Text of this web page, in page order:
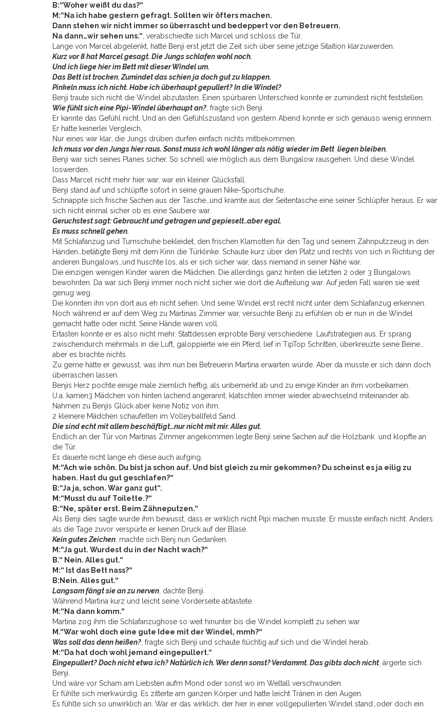
B:“Woher weißt du das?“
M:“Na ich habe gestern gefragt. Sollten wir öfters machen.
Dann stehen wir nicht immer so überrascht und bedeppert vor den Betreuern.
Na dann…wir sehen uns.“, verabschiedte sich Marcel und schloss die Tür.
Lange von Marcel abgelenkt, hatte Benji erst jetzt die Zeit sich über seine jetzige Sitaition klarzuwerden.
Kurz vor 8 hat Marcel gesagt. Die Jungs schlafen wohl noch.
Und ich liege hier im Bett mit dieser Windel um.
Das Bett ist trocken. Zumindet das schien ja doch gut zu klappen.
Pinkeln muss ich nicht. Habe ich überhaupt gepullert? In die Windel?
Benji traute sich nicht die Windel abzutasten. Einen spürbaren Unterschied konnte er zumindest nicht feststellen.
Wie fühlt sich eine Pipi-Windel überhaupt an?, fragte sich Benji.
Er kannte das Gefühl nicht. Und an den Gefühlszustand von gestern Abend konnte er sich genauso wenig erinnern.
Er hatte keinerlei Vergleich.
Nur eines war klar…die Jungs drüben durfen einfach nichts mitbekommen.
Ich muss vor den Jungs hier raus. Sonst muss ich wohl länger als nötig wieder im Bett liegen bleiben.
Benji war sich seines Planes sicher. So schnell wie möglich aus dem Bungalow rausgehen. Und diese Windel
loswerden.
Dass Marcel nicht mehr hier war, war ein kleiner Glücksfall.
Benji stand auf und schlüpfte sofort in seine grauen Nike-Sportschuhe.
Schnappte sich frische Sachen aus der Tasche…und kramte aus der Seitentasche eine seiner Schlüpfer heraus. Er war
sich nicht einmal sicher ob es eine Saubere war.
Geruchstest sagt: Gebraucht und getragen und gepieselt..aber egal.
Es muss schnell gehen.
Mit Schlafanzug und Turnschuhe bekleidet, den frischen Klamotten für den Tag und seinem Zahnputzzeug in den
Händen…betätigte Benji mit dem Kinn die Türklinke. Schaute kurz über den Platz und rechts von sich in Richtung der
anderen Bungalows…und huschte los, als er sich sicher war, dass niemand in seiner Nähe war.
Die einzigen wenigen Kinder waren die Mädchen. Die allerdings ganz hinten die letzten 2 oder 3 Bungalows
bewohnten. Da war sich Benji immer noch nicht sicher wie dort die Aufteilung war. Auf jeden Fall waren sie weit
genug weg.
Die konnten ihn von dort aus eh nicht sehen. Und seine Windel erst recht nicht unter dem Schlafanzug erkennen.
Noch während er auf dem Weg zu Martinas Zimmer war, versuchte Benji zu erfühlen ob er nun in die Windel
gemacht hatte oder nicht. Seine Hände waren voll.
Ertasten konnte er es also nicht mehr. Stattdessen erprobte Benji verschiedene Laufstrategien aus. Er sprang
zwischendurch mehrmals in die Luft, galoppierte wie ein Pferd, lief in TipTop Schritten, überkreuzte seine Beine…
aber es brachte nichts.
Zu gerne hätte er gewusst, was ihm nun bei Betreuerin Martina erwarten würde. Aber da musste er sich dann doch
überraschen lassen.
Benjis Herz pochte einige male ziemlich heftig, als unbemerkt ab und zu einige Kinder an ihm vorbeikamen.
U.a. kamen3 Mädchen von hinten lachend angerannt, klatschten immer wieder abwechselnd miteinander ab.
Nahmen zu Benjis Glück aber keine Notiz von ihm.
2 kleinere Mädchen schaufelten im Volleyballfeld Sand.
Die sind echt mit allem beschäftigt…nur nicht mit mir. Alles gut.
Endlich an der Tür von Martinas Zimmer angekommen legte Benji seine Sachen auf die Holzbank und klopfte an
die Tür.
Es dauerte nicht lange eh diese auch aufging.
M:“Ach wie schön. Du bist ja schon auf. Und bist gleich zu mir gekommen? Du scheinst es ja eilig zu
haben. Hast du gut geschlafen?“
B:“Ja ja, schon. War ganz gut“.
M:“Musst du auf Toilette.?“
B:“Ne, später erst. Beim Zähneputzen.“
Als Benji dies sagte wurde ihm bewusst, dass er wirklich nicht Pipi machen musste. Er musste einfach nicht. Anders
als die Tage zuvor verspürte er keinen Druck auf der Blase.
Kein gutes Zeichen, machte sich Benj nun Gedanken.
M:“Ja gut. Wurdest du in der Nacht wach?“
B.“ Nein. Alles gut.“
M:“ Ist das Bett nass?“
B:Nein. Alles gut.“
Langsam fängt sie an zu nerven, dachte Benji.
Während Martina kurz und leicht seine Vorderseite abtastete.
M:“Na dann komm.“
Martina zog ihm die Schlafanzughose so weit hinunter bis die Windel komplett zu sehen war.
M.“War wohl doch eine gute Idee mit der Windel, mmh?“
Was soll das denn heißen?, fragte sich Benji und schaute flüchtig auf sich und die Windel herab.
M:“Da hat doch wohl jemand eingepullert.“
Eingepullert? Doch nicht etwa ich? Natürlich ich. Wer denn sonst? Verdammt. Das gibts doch nicht, ärgerte sich
Benji.
Und wäre vor Scham am Liebsten aufm Mond oder sonst wo im Weltall verschwunden.
Er fühlte sich merkwürdig. Es zitterte am ganzen Körper und hatte leicht Tränen in den Augen.
Es fühlte sich so unwirklich an. War er das wirklich, der hier in einer vollgepullerten Windel stand…oder doch ein